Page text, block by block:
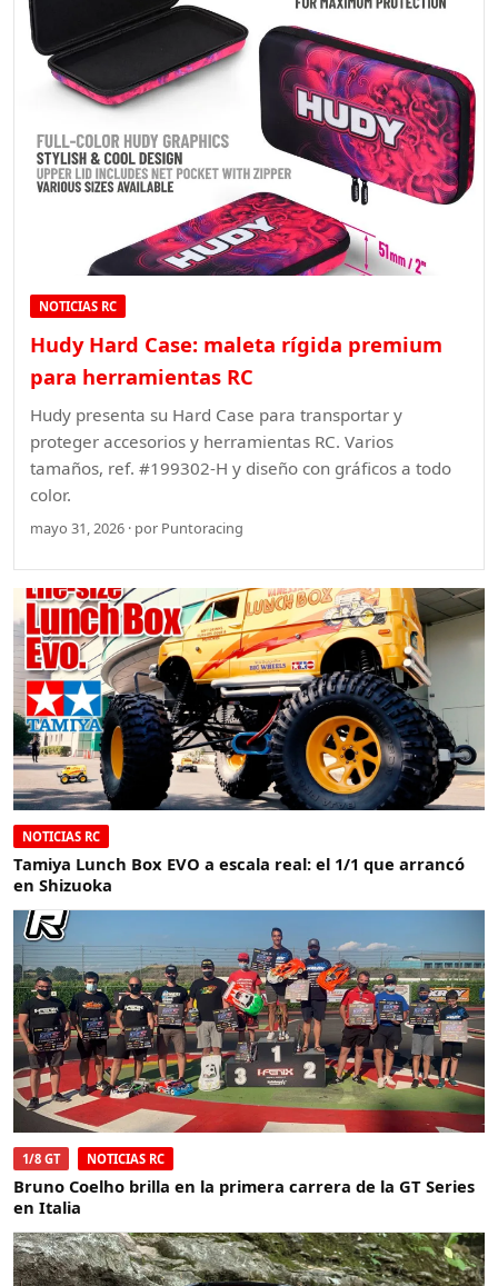
NOTICIAS RC
Hudy Hard Case: maleta rígida premium
para herramientas RC
Hudy presenta su Hard Case para transportar y
proteger accesorios y herramientas RC. Varios
tamaños, ref. #199302-H y diseño con gráficos a todo
color.
mayo 31, 2026 · por Puntoracing
NOTICIAS RC
Tamiya Lunch Box EVO a escala real: el 1/1 que arrancó
en Shizuoka
1/8 GT NOTICIAS RC
Bruno Coelho brilla en la primera carrera de la GT Series
en Italia